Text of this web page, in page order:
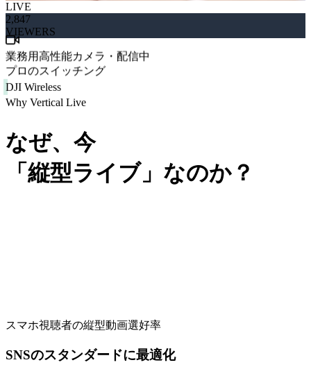
LIVE
2,847
VIEWERS
業務用高性能カメラ・配信中
プロのスイッチング
DJI Wireless
Why Vertical Live
なぜ、今
「縦型ライブ」なのか？
スマホ視聴者の縦型動画選好率
SNSのスタンダードに最適化